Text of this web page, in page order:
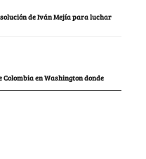
de Iván Mejía para luchar
Colombia en Washington donde